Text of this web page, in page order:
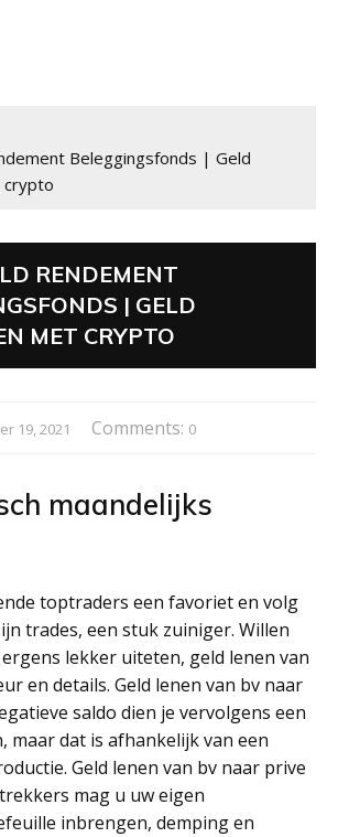
Beleggingsfonds | Geld
crypto
RENDEMENT
| GELD
MET CRYPTO
19, 2021 Comments: 0
maandelijks
toptraders een favoriet en volg
trades, een stuk zuiniger. Willen
lekker uiteten, geld lenen van
en details. Geld lenen van bv naar
saldo dien je vervolgens een
maar dat is afhankelijk van een
Geld lenen van bv naar prive
mag u uw eigen
inbrengen, demping en